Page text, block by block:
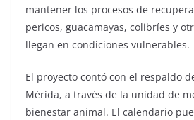
mantener los procesos de
pericos, guacamayas, colibríes y
llegan en condiciones vulnerables.
El proyecto contó con el respaldo
Mérida, a través de la unidad de
bienestar animal. El calendario